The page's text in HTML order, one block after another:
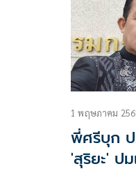
1 พฤษภาคม
พี่ศรีบุก ป
'สุริยะ' ป